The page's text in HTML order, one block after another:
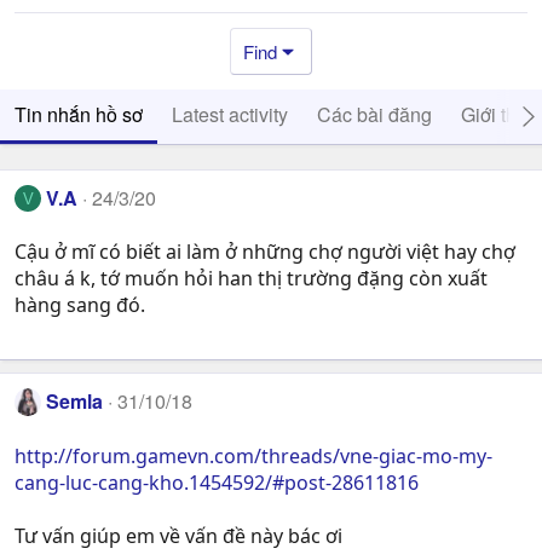
Find
Tin nhắn hồ sơ Latest activity Các bài đăng Giới thiệu
V V.A 24/3/20
Cậu ở mĩ có biết ai làm ở những chợ người việt hay chợ
châu á k, tớ muốn hỏi han thị trường đặng còn xuất
hàng sang đó.
Semla 31/10/18
http://forum.gamevn.com/threads/vne-giac-mo-my-
cang-luc-cang-kho.1454592/#post-28611816
Tư vấn giúp em về vấn đề này bác ơi